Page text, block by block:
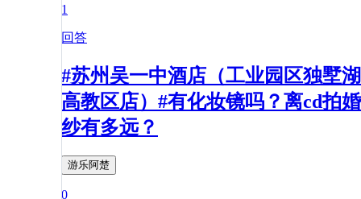
1
回答
#苏州吴一中酒店（工业园区独墅湖
高教区店）#有化妆镜吗？离cd拍婚
纱有多远？
游乐阿楚
0